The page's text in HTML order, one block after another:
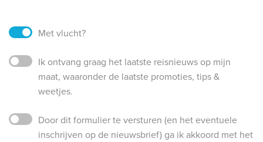
Met vlucht?
Ik ontvang graag het laatste reisnieuws op mijn
maat, waaronder de laatste promoties, tips &
weetjes.
Door dit formulier te versturen (en het eventuele
inschrijven op de nieuwsbrief) ga ik akkoord met het